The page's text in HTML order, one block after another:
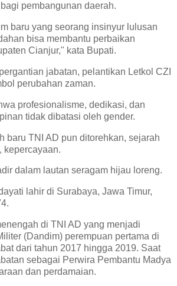
pembangunan daerah.
baru yang seorang insinyur lulusan
bisa membantu perbaikan
Cianjur," kata Bupati.
jabatan, pelantikan Letkol CZI
perubahan zaman.
profesionalisme, dedikasi, dan
tidak dibatasi oleh gender.
baru TNI AD pun ditorehkan, sejarah
kepercayaan.
dalam lautan seragam hijau loreng.
lahir di Surabaya, Jawa Timur,
di TNI AD yang menjadi
(Dandim) perempuan pertama di
dari tahun 2017 hingga 2019. Saat
sebagai Perwira Pembantu Madya
dan perdamaian.